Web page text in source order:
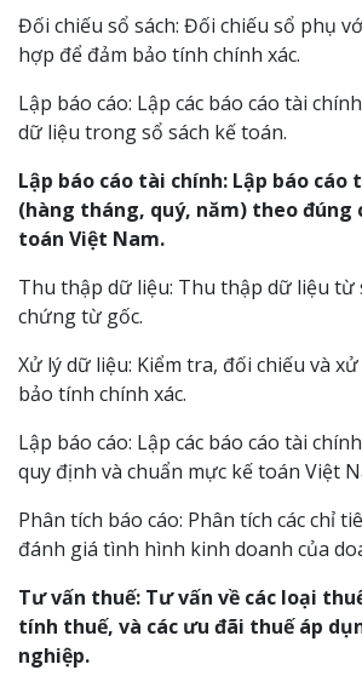
Đối chiếu sổ sách: Đối chiếu sổ phụ
hợp để đảm bảo tính chính xác.
Lập báo cáo: Lập các báo cáo tài
dữ liệu trong sổ sách kế toán.
Lập báo cáo tài chính: Lập báo cáo
(hàng tháng, quý, năm) theo đúng
toán Việt Nam.
Thu thập dữ liệu: Thu thập dữ liệu từ
chứng từ gốc.
Xử lý dữ liệu: Kiểm tra, đối chiếu và
bảo tính chính xác.
Lập báo cáo: Lập các báo cáo tài
quy định và chuẩn mực kế toán Việt
Phân tích báo cáo: Phân tích các chỉ
đánh giá tình hình kinh doanh của
Tư vấn thuế: Tư vấn về các loại
tính thuế, và các ưu đãi thuế áp
nghiệp.